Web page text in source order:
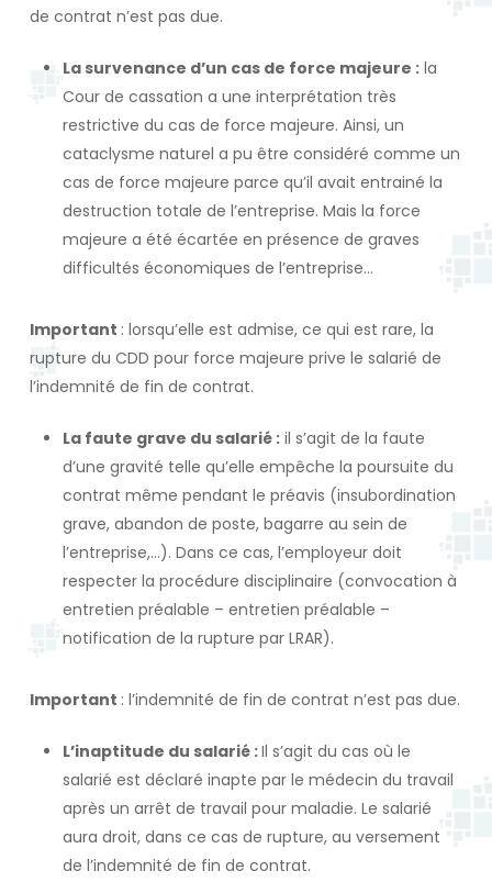
de contrat n’est pas due.
La survenance d’un cas de force majeure :la
Cour de cassation a une interprétation très
restrictive du cas de force majeure. Ainsi, un
cataclysme naturel a pu être considéré comme un
cas de force majeure parce qu’il avait entrainé la
destruction totale de l’entreprise. Mais la force
majeure a été écartée en présence de graves
difficultés économiques de l’entreprise…
Important : lorsqu’elle est admise, ce qui est rare, la
rupture du CDD pour force majeure prive le salarié de
l’indemnité de fin de contrat.
La faute grave du salarié :il s’agit de la faute
d’une gravité telle qu’elle empêche la poursuite du
contrat même pendant le préavis (insubordination
grave, abandon de poste, bagarre au sein de
l’entreprise,…). Dans ce cas, l’employeur doit
respecter la procédure disciplinaire (convocation à
entretien préalable – entretien préalable –
notification de la rupture par LRAR).
Important : l’indemnité de fin de contrat n’est pas due.
L’inaptitude du salarié :Il s’agit du cas où le
salarié est déclaré inapte par le médecin du travail
après un arrêt de travail pour maladie. Le salarié
aura droit, dans ce cas de rupture, au versement
de l’indemnité de fin de contrat.